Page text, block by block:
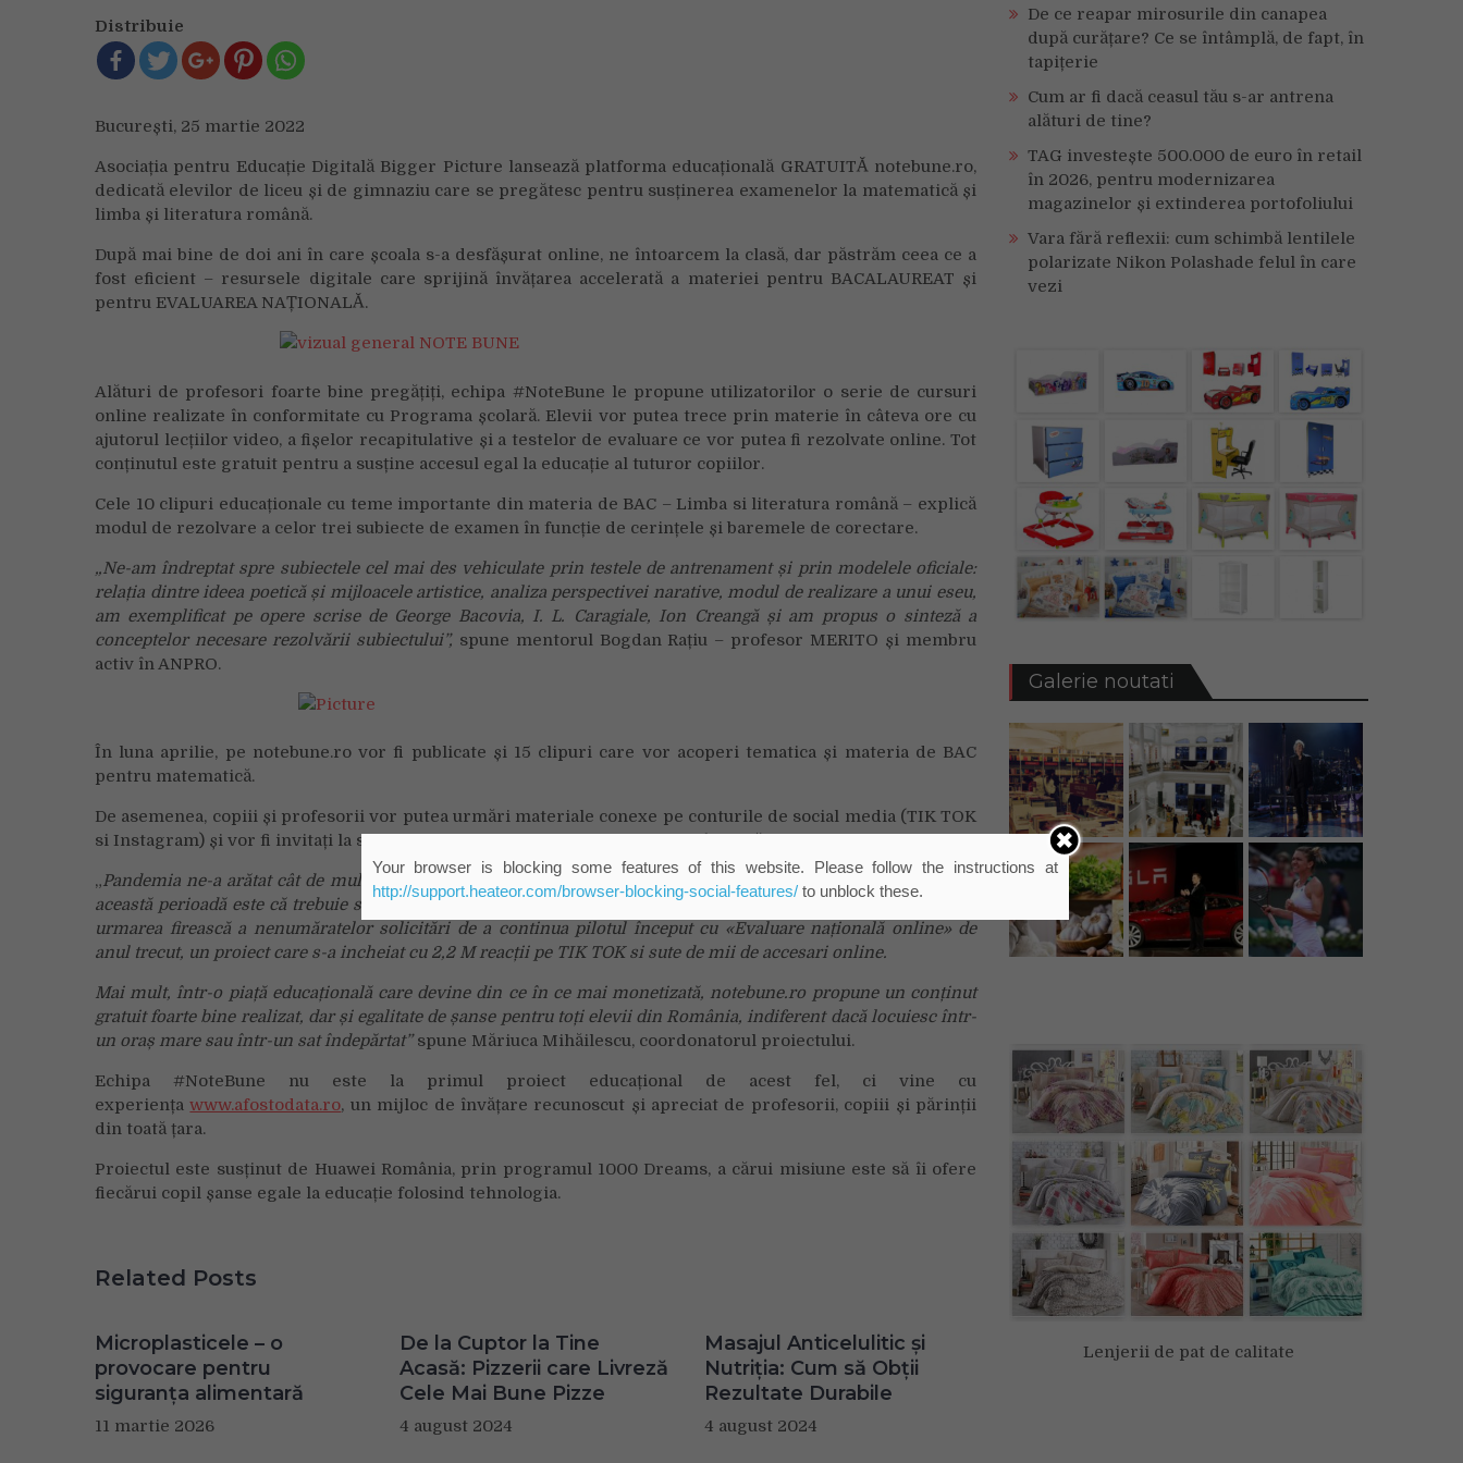
tuturor
elevilor
online
pentru
învățarea
examen
Distribuie
București, 25 martie 2022
Asociația pentru Educație Digitală Bigger Picture lansează platforma educațională GRATUITĂ notebune.ro,
dedicată elevilor de liceu și de gimnaziu care se pregătesc pentru susținerea examenelor la matematică și
limba și literatura română.
După mai bine de doi ani în care școala s-a desfășurat online, ne întoarcem la clasă, dar păstrăm ceea ce a
fost eficient – resursele digitale care sprijină învățarea accelerată a materiei pentru BACALAUREAT și
pentru EVALUAREA NAȚIONALĂ.
Alături de profesori foarte bine pregățiți, echipa #NoteBune le propune utilizatorilor o serie de cursuri
online realizate în conformitate cu Programa școlară. Elevii vor putea trece prin materie în câteva ore cu
ajutorul lecțiilor video, a fișelor recapitulative și a testelor de evaluare ce vor putea fi rezolvate online. Tot
conținutul este gratuit pentru a susține accesul egal la educație al tuturor copiilor.
Cele 10 clipuri educaționale cu teme importante din materia de BAC – Limba si literatura română – explică
modul de rezolvare a celor trei subiecte de examen în funcție de cerințele și baremele de corectare.
„Ne-am îndreptat spre subiectele cel mai des vehiculate prin testele de antrenament și prin modelele oficiale:
relația dintre ideea poetică și mijloacele artistice, analiza perspectivei narative, modul de realizare a unui eseu,
am exemplificat pe opere scrise de George Bacovia, I. L. Caragiale, Ion Creangă și am propus o sinteză a
conceptelor necesare rezolvării subiectului”,spune mentorul Bogdan Rațiu – profesor MERITO și membru
activ în ANPRO.
În luna aprilie, pe notebune.ro vor fi publicate și 15 clipuri care vor acoperi tematica și materia de BAC
pentru matematică.
De asemenea, copiii și profesorii vor putea urmări materiale conexe pe conturile de social media (TIK TOK
si Instagram) și vor fi invitați la sesiuni live pentru a le adresa mentorilor întrebări despre examene.
„Pandemia ne-a arătat cât de multă nevoie este de resurse adaptate mediului online. Dacă am învățat ceva din
această perioadă este că trebuie să le oferim elevilor conținut dedicat de foarte bună calitate. Notebune.ro este
urmarea firească a nenumăratelor solicitări de a continua pilotul început cu «Evaluare națională online» de
anul trecut, un proiect care s-a incheiat cu 2,2 M reacții pe TIK TOK si sute de mii de accesari online.
Mai mult, într-o piață educațională care devine din ce în ce mai monetizată, notebune.ro propune un conținut
gratuit foarte bine realizat, dar și egalitate de șanse pentru toți elevii din România, indiferent dacă locuiesc într-
un oraș mare sau într-un sat îndepărtat”spune Măriuca Mihăilescu, coordonatorul proiectului.
Echipa #NoteBune nu este la primul proiect educațional de acest fel, ci vine cu
experiențawww.afostodata.ro, un mijloc de învățare recunoscut și apreciat de profesorii, copiii și părinții
din toată țara.
Proiectul este susținut de Huawei România, prin programul 1000 Dreams, a cărui misiune este să îi ofere
fiecărui copil șanse egale la educație folosind tehnologia.
Related Posts
Microplasticele – o
provocare pentru
siguranța alimentară
11 martie 2026
De la Cuptor la Tine
Acasă: Pizzerii care Livreză
Cele Mai Bune Pizze
4 august 2024
Masajul Anticelulitic și
Nutriția: Cum să Obții
Rezultate Durabile
4 august 2024
De ce reapar mirosurile din canapea
după curățare? Ce se întâmplă, de fapt, în
tapițerie
Cum ar fi dacă ceasul tău s-ar antrena
alături de tine?
TAG investește 500.000 de euro în retail
în 2026, pentru modernizarea
magazinelor și extinderea portofoliului
Vara fără reflexii: cum schimbă lentilele
polarizate Nikon Polashade felul în care
vezi
Galerie noutati
Lenjerii de pat de calitate
Your browser is blocking some features of this website. Please follow the instructions at
http://support.heateor.com/browser-blocking-social-features/to unblock these.